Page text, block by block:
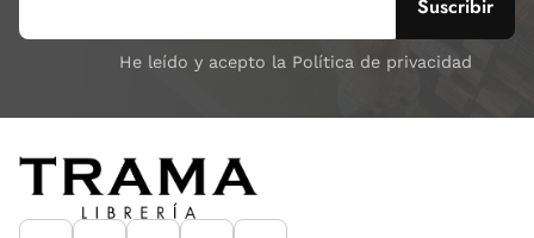
He leído y acepto la Política de privacidad